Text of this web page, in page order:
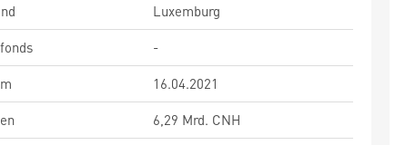
Luxemburg
-
16.04.2021
6,29 Mrd. CNH